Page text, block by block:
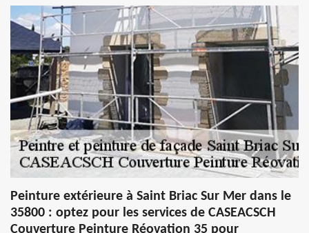
Peinture extérieure à Saint Briac Sur Mer dans le
35800 : optez pour les services de CASEACSCH
Couverture Peinture Réovation 35 pour